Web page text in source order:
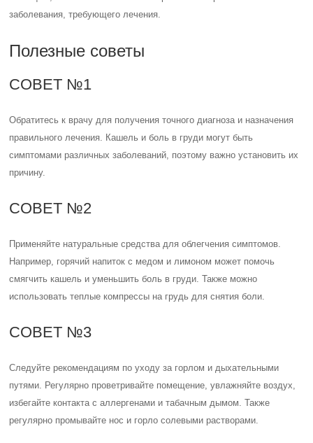
заболевания, требующего лечения.
Полезные советы
СОВЕТ №1
Обратитесь к врачу для получения точного диагноза и назначения
правильного лечения. Кашель и боль в груди могут быть
симптомами различных заболеваний, поэтому важно установить их
причину.
СОВЕТ №2
Применяйте натуральные средства для облегчения симптомов.
Например, горячий напиток с медом и лимоном может помочь
смягчить кашель и уменьшить боль в груди. Также можно
использовать теплые компрессы на грудь для снятия боли.
СОВЕТ №3
Следуйте рекомендациям по уходу за горлом и дыхательными
путями. Регулярно проветривайте помещение, увлажняйте воздух,
избегайте контакта с аллергенами и табачным дымом. Также
регулярно промывайте нос и горло солевыми растворами.